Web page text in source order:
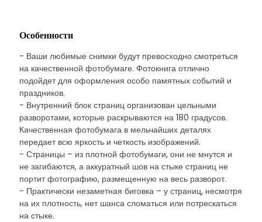
Особенности
- Ваши любимые снимки будут превосходно смотреться
на качественной фотобумаге. Фотокнига отлично
подойдет для оформления особо памятных событий и
праздников.
- Внутренний блок страниц организован цельными
разворотами, которые раскрываются на 180 градусов.
Качественная фотобумага в мельчайших деталях
передает всю яркость и четкость изображений.
- Страницы – из плотной фотобумаги, они не мнутся и
не загибаются, а аккуратный шов на стыке страниц не
портит фотографию, размещенную на весь разворот.
- Практически незаметная биговка – у страниц, несмотря
на их плотность, нет шанса сломаться или потрескаться
на стыке.